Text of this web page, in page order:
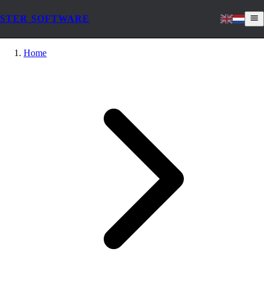
STER SOFTWARE
Home